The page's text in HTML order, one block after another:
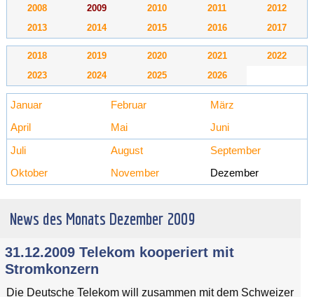
2008 2009 2010 2011
2012
2013
2014 2015 2016 2017
2018 2019 2020 2021
2022
2023
2024 2025 2026
Januar Februar
März
April
Mai
Juni
Juli
August
September
Oktober
November Dezember
News des Monats Dezember 2009
31.12.2009 Telekom kooperiert mit
Stromkonzern
Die Deutsche Telekom will zusammen mit dem Schweizer